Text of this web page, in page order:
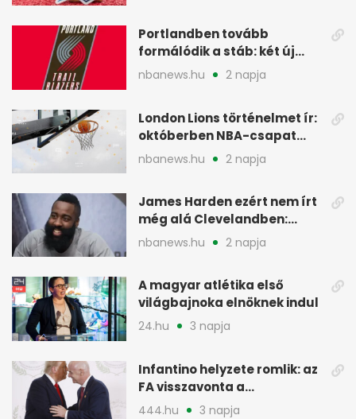
Portlandben tovább
formálódik a stáb: két új
szakember a Blazersnél
nbanews.hu 2 napja
London Lions történelmet ír:
októberben NBA-csapat
ellen lép pályára
nbanews.hu 2 napja
James Harden ezért nem írt
még alá Clevelandben:
pénzügyi okok
nbanews.hu 2 napja
A magyar atlétika első
világbajnoka elnöknek indul
24.hu 3 napja
Infantino helyzete romlik: az
FA visszavonta a
támogatását, jöhet a
444.hu 3 napja